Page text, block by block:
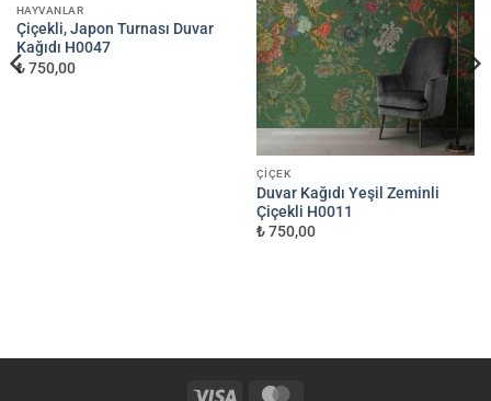
HAYVANLAR
Çiçekli, Japon Turnası Duvar
Kağıdı H0047
₺ 750,00
ÇIÇEK
Duvar Kağıdı Yeşil Zeminli
Çiçekli H0011
₺ 750,00
Visa